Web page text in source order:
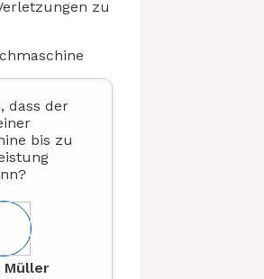
zu
dass der
bis zu
Müller